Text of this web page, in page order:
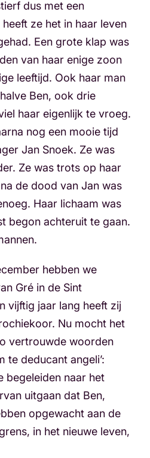
dus met een
ze het in haar leven
Een grote klap was
van haar enige zoon
leeftijd. Ook haar man
Ben, ook drie
haar eigenlijk te vroeg.
nog een mooie tijd
Jan Snoek. Ze was
Ze was trots op haar
de dood van Jan was
Haar lichaam was
begon achteruit te gaan.
hebben we
Gré in de Sint
vijftig jaar lang heeft zij
Nu mocht het
vertrouwde woorden
te deducant angeli’:
begeleiden naar het
uitgaan dat Ben,
opgewacht aan de
in het nieuwe leven,